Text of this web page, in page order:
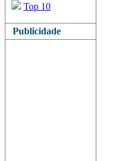
Top 10
Publicidade